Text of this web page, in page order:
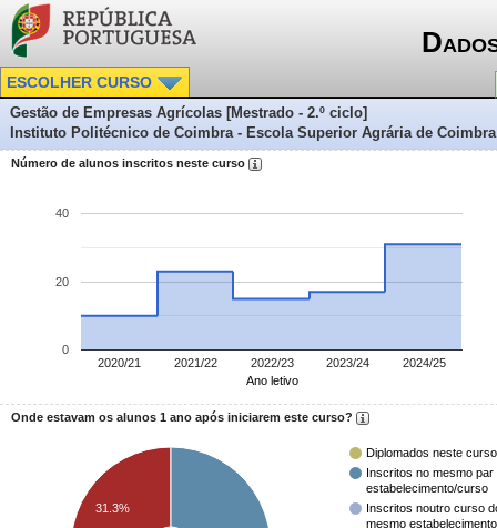
ESCOLHER CURSO
Gestão de Empresas Agrícolas [Mestrado - 2.º ciclo]
Instituto Politécnico de Coimbra - Escola Superior Agrária de Coimbra
Número de alunos inscritos neste curso
2020/21 2021/22 2022/23 2023/24 2024/25
0
20
40
Ano letivo
Onde estavam os alunos 1 ano após iniciarem este curso?
Diplomados neste curso
Inscritos no mesmo par
estabelecimento/curso
Inscritos noutro curso
mesmo estabelecimento
31.3%